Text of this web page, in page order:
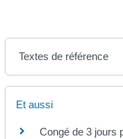
Textes de référence
Et aussi
Congé de 3 jours